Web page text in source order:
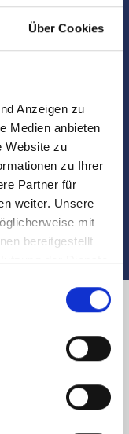
Über Cookies
Anzeigen zu
Medien anbieten
Website zu
zu Ihrer
Partner für
weiter. Unsere
mit
bereitgestellt
der Dienste
bei der Objekt-
wir für Sie da
Nürnberg